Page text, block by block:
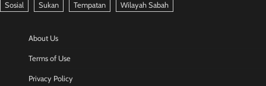
Sosial
Sukan Tempatan Wilayah Sabah
About Us
Terms of Use
Privacy Policy